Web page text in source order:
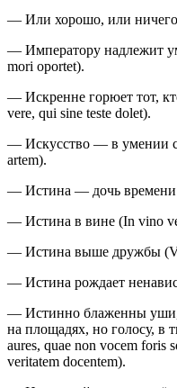
— Или хорошо, или ничего
— Императору надлежит
mori oportet).
— Искренне горюет тот,
vere, qui sine teste dolet).
— Искусство — в умении
artem).
— Истина — дочь времени
— Истина в вине (In vino
— Истина выше дружбы
— Истина рождает
— Истинно блаженны уши,
на площадях, но голосу, в
aures, quae non vocem foris
veritatem docentem).